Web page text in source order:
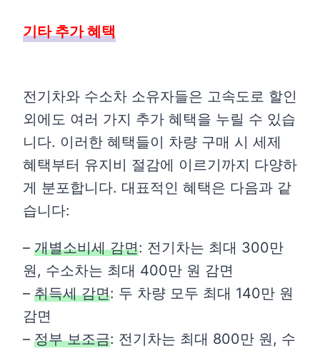
기타 추가 혜택
전기차와 수소차 소유자들은 고속도로 할인
외에도 여러 가지 추가 혜택을 누릴 수 있습
니다. 이러한 혜택들이 차량 구매 시 세제
혜택부터 유지비 절감에 이르기까지 다양하
게 분포합니다. 대표적인 혜택은 다음과 같
습니다:
– 개별소비세 감면: 전기차는 최대 300만
원, 수소차는 최대 400만 원 감면
– 취득세 감면: 두 차량 모두 최대 140만 원
감면
– 정부 보조금: 전기차는 최대 800만 원, 수